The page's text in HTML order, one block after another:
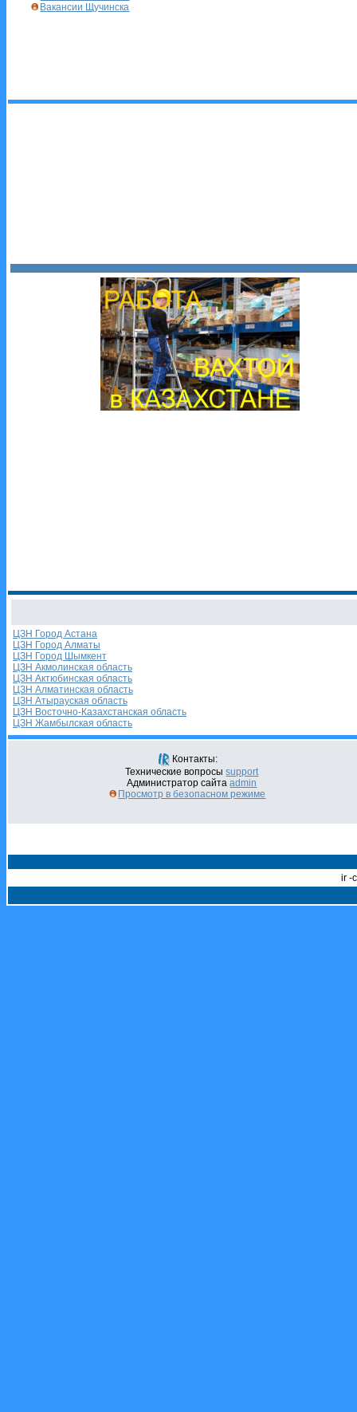
Вакансии Щучинска
ЦЗН Город Астана
ЦЗН Город Алматы
ЦЗН Город Шымкент
ЦЗН Акмолинская область
ЦЗН Актюбинская область
ЦЗН Алматинская область
ЦЗН Атырауская область
ЦЗН Восточно-Казахстанская область
ЦЗН Жамбылская область
Контакты:
Технические вопросыsupport
Администратор сайтаadmin
Просмотр в безопасном режиме
ir -